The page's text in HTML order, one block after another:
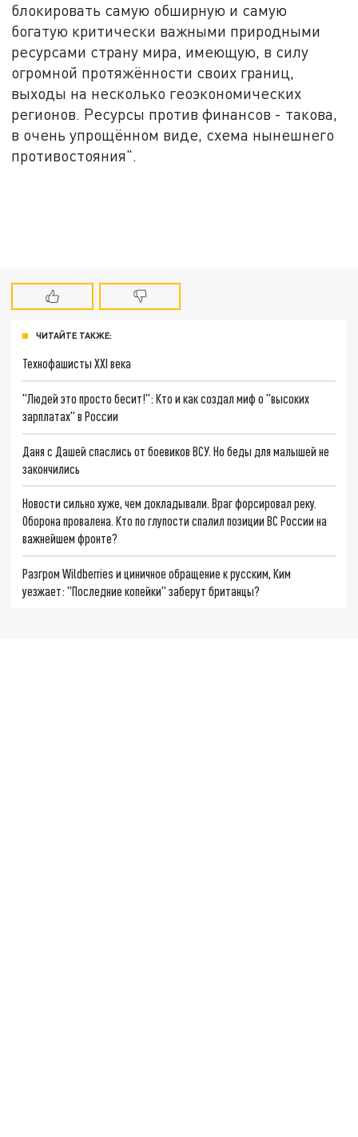
блокировать самую обширную и самую
богатую критически важными природными
ресурсами страну мира, имеющую, в силу
огромной протяжённости своих границ,
выходы на несколько геоэкономических
регионов. Ресурсы против финансов - такова,
в очень упрощённом виде, схема нынешнего
противостояния".
ЧИТАЙТЕ ТАКЖЕ:
Технофашисты XXI века
"Людей это просто бесит!": Кто и как создал миф о "высоких
зарплатах" в России
Даня с Дашей спаслись от боевиков ВСУ. Но беды для малышей не
закончились
Новости сильно хуже, чем докладывали. Враг форсировал реку.
Оборона провалена. Кто по глупости спалил позиции ВС России на
важнейшем фронте?
Разгром Wildberries и циничное обращение к русским, Ким
уезжает: "Последние копейки" заберут британцы?